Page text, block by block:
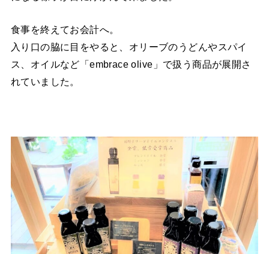
食事を終えてお会計へ。
入り口の脇に目をやると、オリーブのうどんやスパイ
ス、オイルなど「embrace olive」で扱う商品が展開さ
れていました。